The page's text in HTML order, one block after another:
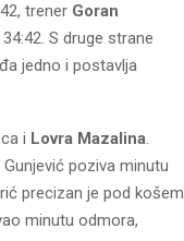
trener Goran
S druge strane
jedno i postavlja
i Lovra Mazalina.
poziva minutu
precizan je pod košem
minutu odmora,